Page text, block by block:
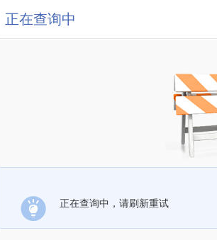
正在查询中
正在查询中，请刷新重试